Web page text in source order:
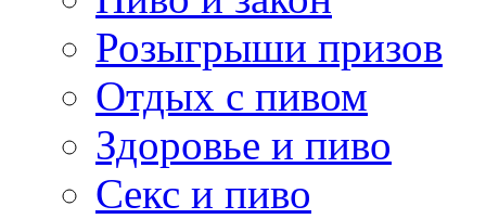
Розыгрыши призов
Отдых с пивом
Здоровье и пиво
Секс и пиво